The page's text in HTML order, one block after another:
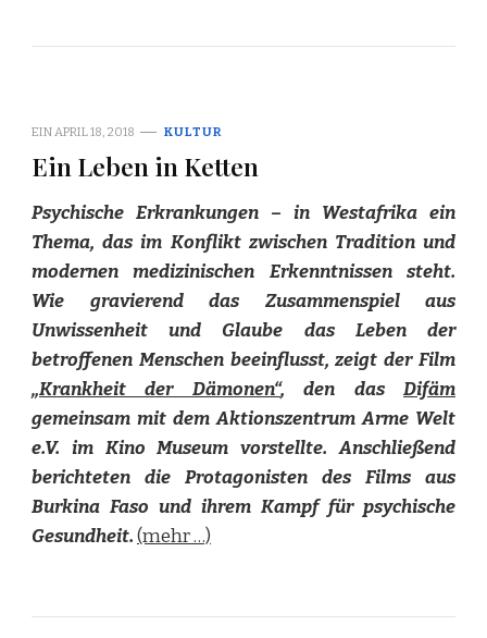
EIN APRIL 18, 2018 KULTUR
Ein Leben in Ketten
Psychische Erkrankungen – in Westafrika ein
Thema, das im Konflikt zwischen Tradition und
modernen medizinischen Erkenntnissen steht.
Wie gravierend das Zusammenspiel aus
Unwissenheit und Glaube das Leben der
betroffenen Menschen beeinflusst, zeigt der Film
„Krankheit der Dämonen“, den dasDifäm
gemeinsam mit dem Aktionszentrum Arme Welt
e.V. im Kino Museum vorstellte. Anschließend
berichteten die Protagonisten des Films aus
Burkina Faso und ihrem Kampf für psychische
Gesundheit.(mehr …)